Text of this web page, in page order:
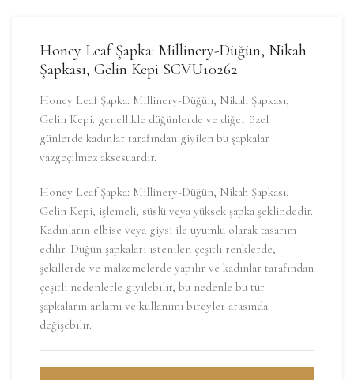
Honey Leaf Şapka: Millinery-Düğün, Nikah
Şapkası, Gelin Kepi SCVU10262
Honey Leaf Şapka: Millinery-Düğün, Nikah Şapkası,
Gelin Kepi: genellikle düğünlerde ve diğer özel
günlerde kadınlar tarafından giyilen bu şapkalar
vazgeçilmez aksesuardır.
Honey Leaf Şapka: Millinery-Düğün, Nikah Şapkası,
Gelin Kepi, işlemeli, süslü veya yüksek şapka şeklindedir.
Kadınların elbise veya giysi ile uyumlu olarak tasarım
edilir. Düğün şapkaları istenilen çeşitli renklerde,
şekillerde ve malzemelerde yapılır ve kadınlar tarafından
çeşitli nedenlerle giyilebilir, bu nedenle bu tür
şapkaların anlamı ve kullanımı bireyler arasında
değişebilir.